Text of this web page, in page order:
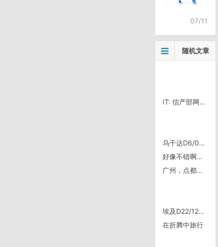
07/11
随机文章
IT: 信产部网游基金招标 盛大金山等10公司中标
乌干达D6/0524，Iganga
好像不错啊，淘宝买票还有打折
广州，点都德大茶楼
埃及D22/1221，赛得港
在折腾中旅行